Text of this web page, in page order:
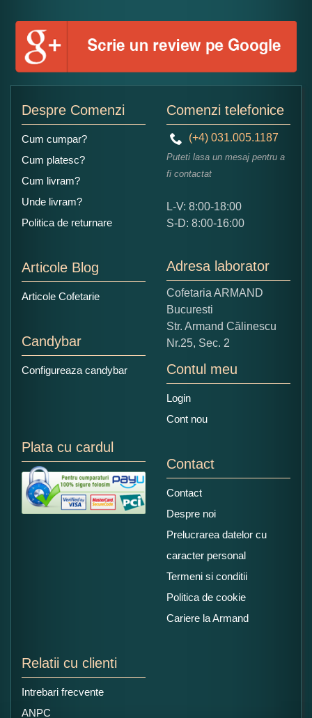
Numele dumneavoastra:
Ce nota acordati acestui produs?
5
Copiati alaturi numarul din imagine:
Despre Comenzi
Cum cumpar?
Cum platesc?
Cum livram?
Unde livram?
Politica de returnare
Articole Blog
Articole Cofetarie
Candybar
Configureaza candybar
Comenzi telefonice
(+4) 031.005.1187
Puteti lasa un mesaj pentru a
fi contactat
L-V: 8:00-18:00
S-D: 8:00-16:00
Adresa laborator
Cofetaria ARMAND
Bucuresti
Str. Armand Călinescu
Nr.25, Sec. 2
Contul meu
Login
Cont nou
Plata cu cardul
Contact
Contact
Despre noi
Prelucrarea datelor cu
caracter personal
Termeni si conditii
Politica de cookie
Cariere la Armand
Relatii cu clienti
Intrebari frecvente
ANPC